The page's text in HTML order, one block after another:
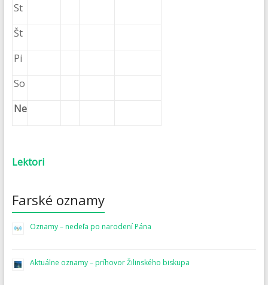
St
Št
Pi
So
Ne
Lektori
Farské oznamy
Oznamy – nedeľa po narodení Pána
Aktuálne oznamy – príhovor Žilinského biskupa